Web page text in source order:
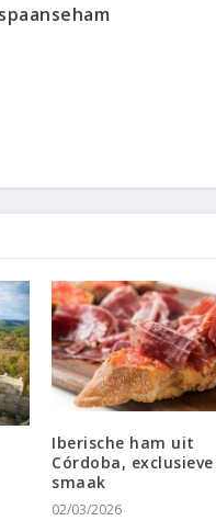
spaanseham
Iberische ham uit
Córdoba, exclusieve
smaak
02/03/2026